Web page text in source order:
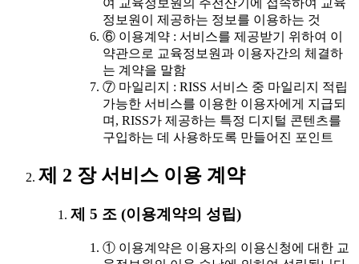
여 교육정보원의 주전산기에 접속하여 교육
정보원이 제공하는 정보를 이용하는 것
⑥ 이용계약 : 서비스를 제공받기 위하여 이
약관으로 교육정보원과 이용자간의 체결하
는 계약을 말함
⑦ 마일리지 : RISS 서비스 중 마일리지 적립
가능한 서비스를 이용한 이용자에게 지급되
며, RISS가 제공하는 특정 디지털 콘텐츠를
구입하는 데 사용하도록 만들어진 포인트
제 2 장 서비스 이용 계약
제 5 조 (이용계약의 성립)
① 이용계약은 이용자의 이용신청에 대한 교